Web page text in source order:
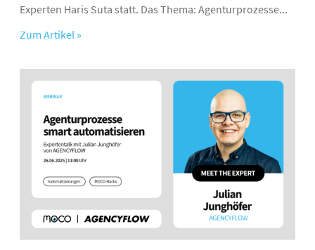
Experten Haris Suta statt. Das Thema: Agenturprozesse...
Zum Artikel »